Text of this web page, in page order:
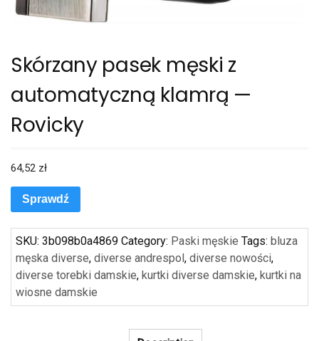
Skórzany pasek męski z
automatyczną klamrą —
Rovicky
64,52 zł
Sprawdź
SKU: 3b098b0a4869 Category: Paski męskie Tags: bluza
męska diverse, diverse andrespol, diverse nowości,
diverse torebki damskie, kurtki diverse damskie, kurtki na
wiosne damskie